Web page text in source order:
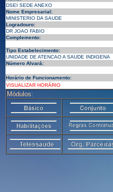
DSEI SEDE ANEXO
Nome Empresarial:
MINISTERIO DA SAUDE
Logradouro:
DR JOAO FABIO
Complemento:
Tipo Estabelecimento:
UNIDADE DE ATENCAO A SAUDE INDIGENA
Número Alvará:
Horário de Funcionamento:
VISUALIZAR HORÁRIO
Módulos: